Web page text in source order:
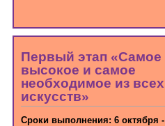
Первый этап «Cамое
высокое и самое
необходимое из всех
искусств»
Сроки выполнения: 6 октября -